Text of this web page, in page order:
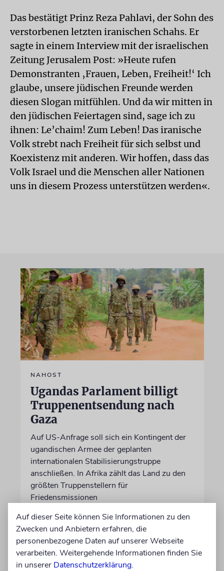
Das bestätigt Prinz Reza Pahlavi, der Sohn des
verstorbenen letzten iranischen Schahs. Er
sagte in einem Interview mit der israelischen
Zeitung Jerusalem Post: »Heute rufen
Demonstranten ‚Frauen, Leben, Freiheit!‘ Ich
glaube, unsere jüdischen Freunde werden
diesen Slogan mitfühlen. Und da wir mitten in
den jüdischen Feiertagen sind, sage ich zu
ihnen: Le’chaim! Zum Leben! Das iranische
Volk strebt nach Freiheit für sich selbst und
Koexistenz mit anderen. Wir hoffen, dass das
Volk Israel und die Menschen aller Nationen
uns in diesem Prozess unterstützen werden«.
NAHOST
Ugandas Parlament billigt
Truppenentsendung nach
Gaza
Auf US-Anfrage soll sich ein Kontingent der
ugandischen Armee der geplanten
internationalen Stabilisierungstruppe
anschließen. In Afrika zählt das Land zu den
größten Truppenstellern für
Friedensmissionen
07.08.2026
Auf dieser Seite können Sie Informationen zu den
Zwecken und Anbietern erfahren, die
personenbezogene Daten auf unserer Webseite
verarbeiten. Weitergehende Informationen finden Sie
in unserer Datenschutzerklärung.